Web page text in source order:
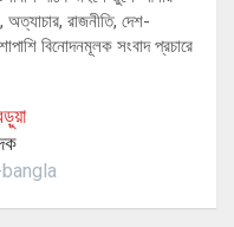
রাজনীতি, দেশ-
বিনোদনমূলক সংবাদ প্রচারে